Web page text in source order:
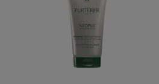
pellicules
grasses,
cuir
chevelu
gras